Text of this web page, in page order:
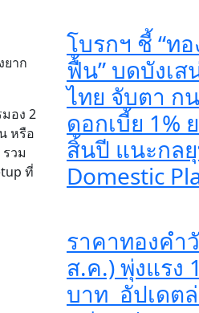
ยาก
อง 2
หรือ
วม
ที่
โบรกฯ ชี้ “ท
ฟื้น” บดบังเ
ไทย จับตา ก
ดอกเบี้ย 1%
สิ้นปี แนะกล
Domestic
ราคาทองคำ
ส.ค.) พุ่งแรง
บาท อัปเดต